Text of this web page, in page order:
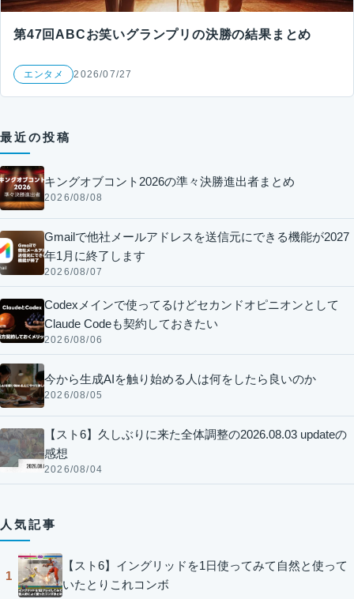
第47回ABCお笑いグランプリの決勝の結果まとめ
エンタメ 2026/07/27
最近の投稿
キングオブコント2026の準々決勝進出者まとめ
2026/08/08
Gmailで他社メールアドレスを送信元にできる機能が2027
年1月に終了します
2026/08/07
Codexメインで使ってるけどセカンドオピニオンとして
Claude Codeも契約しておきたい
2026/08/06
今から生成AIを触り始める人は何をしたら良いのか
2026/08/05
【スト6】久しぶりに来た全体調整の2026.08.03 updateの
感想
2026/08/04
人気記事
1
【スト6】イングリッドを1日使ってみて自然と使って
いたとりこれコンボ